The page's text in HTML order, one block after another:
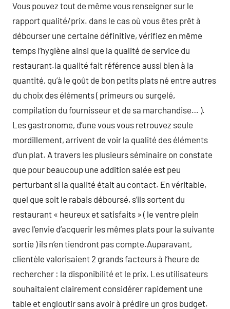
Vous pouvez tout de même vous renseigner sur le
rapport qualité/prix. dans le cas où vous êtes prêt à
débourser une certaine définitive, vérifiez en même
temps l’hygiène ainsi que la qualité de service du
restaurant.la qualité fait référence aussi bien à la
quantité, qu’à le goût de bon petits plats né entre autres
du choix des éléments ( primeurs ou surgelé,
compilation du fournisseur et de sa marchandise… ).
Les gastronome, d’une vous vous retrouvez seule
mordillement, arrivent de voir la qualité des éléments
d’un plat. A travers les plusieurs séminaire on constate
que pour beaucoup une addition salée est peu
perturbant si la qualité était au contact. En véritable,
quel que soit le rabais déboursé, s’ils sortent du
restaurant « heureux et satisfaits » ( le ventre plein
avec l’envie d’acquerir les mêmes plats pour la suivante
sortie ) ils n’en tiendront pas compte.Auparavant,
clientèle valorisaient 2 grands facteurs à l’heure de
rechercher : la disponibilité et le prix. Les utilisateurs
souhaitaient clairement considérer rapidement une
table et engloutir sans avoir à prédire un gros budget.